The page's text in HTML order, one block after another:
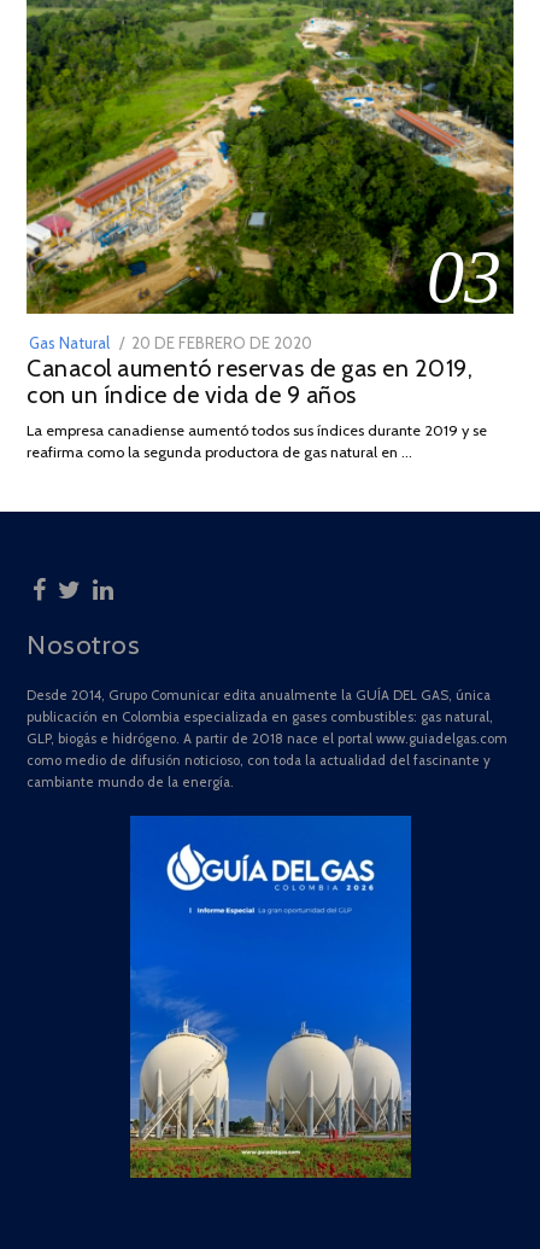
03
Gas Natural
POSTED
ON
20 DE FEBRERO DE 2020
DE
JULIO
2025
Canacol aumentó reservas de gas en 2019,
con un índice de vida de 9 años
La empresa canadiense aumentó todos sus índices durante 2019 y se
reafirma como la segunda productora de gas natural en …
Nosotros
Desde 2014, Grupo Comunicar edita anualmente la GUÍA DEL GAS, única
publicación en Colombia especializada en gases combustibles: gas natural,
GLP, biogás e hidrógeno. A partir de 2018 nace el portal www.guiadelgas.com
como medio de difusión noticioso, con toda la actualidad del fascinante y
cambiante mundo de la energía.